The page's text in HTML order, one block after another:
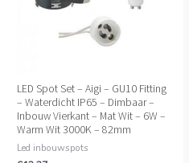
LED Spot Set – Aigi – GU10 Fitting
– Waterdicht IP65 – Dimbaar –
Inbouw Vierkant – Mat Wit – 6W –
Warm Wit 3000K – 82mm
Led inbouwspots